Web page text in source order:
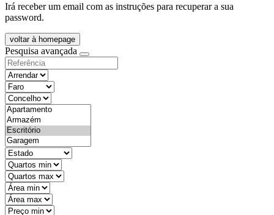
Irá receber um email com as instruções para recuperar a sua
password.
voltar à homepage
Pesquisa avançada
objective
districtId
countyId
types
state
mintypo
maxtypo
minarea
maxarea
minprice